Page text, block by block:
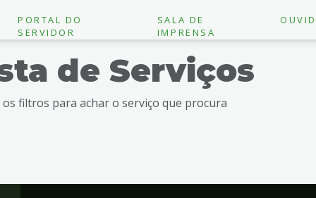
PORTAL DO
SERVIDOR
SALA DE
IMPRENSA
de Serviços
os filtros para achar o serviço que procura